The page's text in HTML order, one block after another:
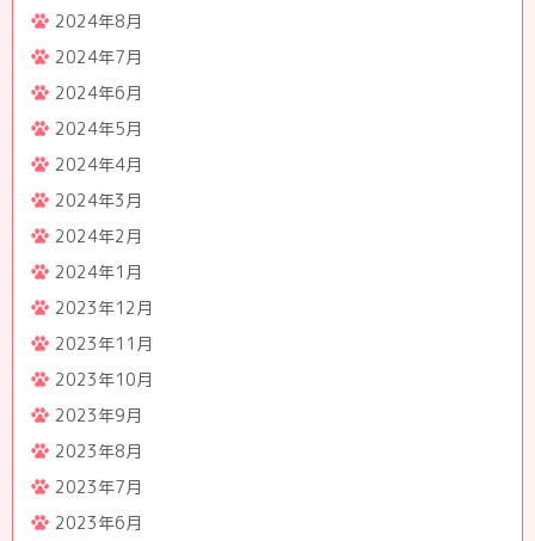
2024年8月
2024年7月
2024年6月
2024年5月
2024年4月
2024年3月
2024年2月
2024年1月
2023年12月
2023年11月
2023年10月
2023年9月
2023年8月
2023年7月
2023年6月